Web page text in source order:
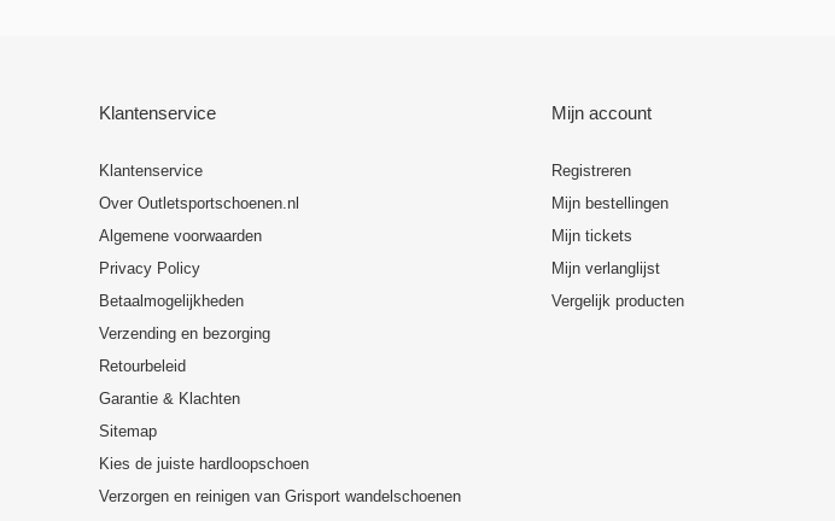
Klantenservice
Klantenservice
Over Outletsportschoenen.nl
Algemene voorwaarden
Privacy Policy
Betaalmogelijkheden
Verzending en bezorging
Retourbeleid
Garantie & Klachten
Sitemap
Kies de juiste hardloopschoen
Verzorgen en reinigen van Grisport wandelschoenen
Mijn account
Registreren
Mijn bestellingen
Mijn tickets
Mijn verlanglijst
Vergelijk producten